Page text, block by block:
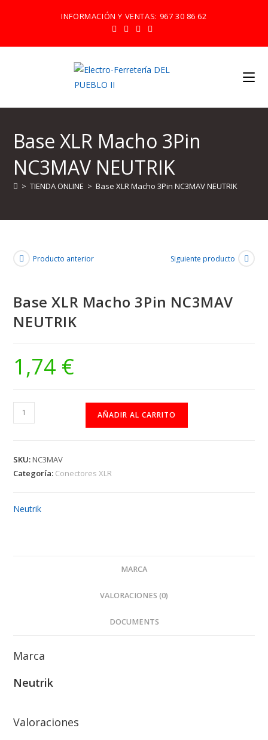
INFORMACIÓN Y VENTAS: 967 30 86 62
Base XLR Macho 3Pin
NC3MAV NEUTRIK
> TIENDA ONLINE > Base XLR Macho 3Pin NC3MAV NEUTRIK
Producto anterior Siguiente producto
Base XLR Macho 3Pin NC3MAV
NEUTRIK
1,74 €
Base
XLR
NC3MAV
AÑADIR AL CARRITO
SKU:NC3MAV
Categoría: Conectores XLR
Neutrik
MARCA
VALORACIONES (0)
DOCUMENTS
Marca
Neutrik
Valoraciones